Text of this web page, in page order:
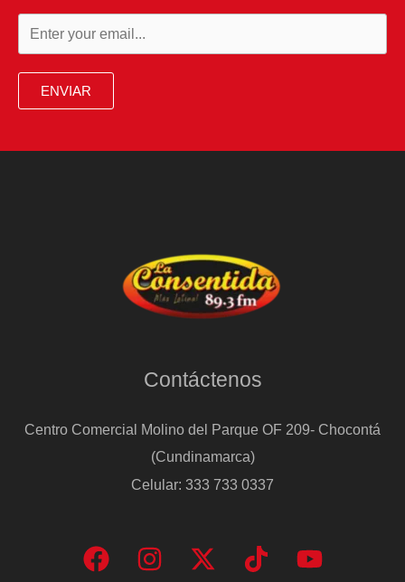
ENVIAR
Contáctenos
Centro Comercial Molino del Parque OF 209- Chocontá
(Cundinamarca)
Celular: 333 733 0337